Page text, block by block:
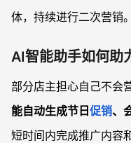
体，持续进行二次营销。
AI智能助手如何助
部分店主担心自己不会
能自动生成节日促销、
短时间内完成推广内容